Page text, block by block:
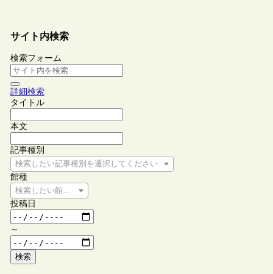
サイト内検索
検索フォーム
詳細検索
タイトル
本文
記事種別
検索したい記事種別を選択してください
館種
検索したい館種を選択してください
投稿日
～
検索